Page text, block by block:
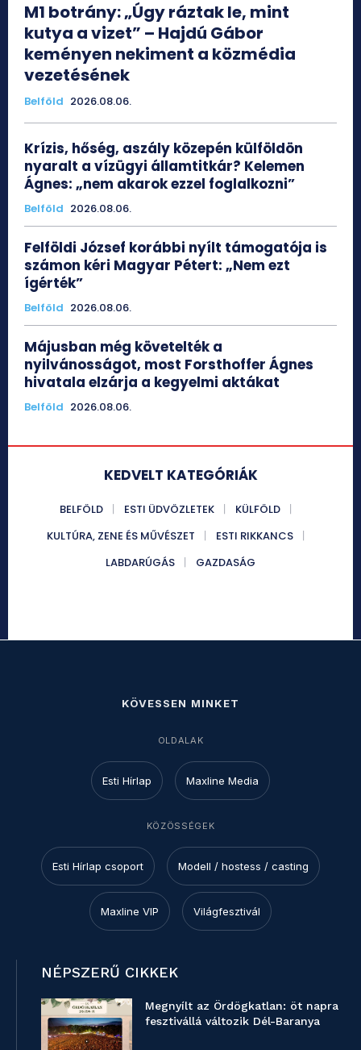
M1 botrány: „Úgy ráztak le, mint
kutya a vizet” – Hajdú Gábor
keményen nekiment a közmédia
vezetésének
Belföld 2026.08.06.
Krízis, hőség, aszály közepén külföldön
nyaralt a vízügyi államtitkár? Kelemen
Ágnes: „nem akarok ezzel foglalkozni”
Belföld 2026.08.06.
Felföldi József korábbi nyílt támogatója is
számon kéri Magyar Pétert: „Nem ezt
ígérték”
Belföld 2026.08.06.
Májusban még követelték a
nyilvánosságot, most Forsthoffer Ágnes
hivatala elzárja a kegyelmi aktákat
Belföld 2026.08.06.
KEDVELT KATEGÓRIÁK
BELFÖLD ESTI ÜDVÖZLETEK
KÜLFÖLD
KULTÚRA, ZENE ÉS MŰVÉSZET
ESTI RIKKANCS
LABDARÚGÁS
GAZDASÁG
KÖVESSEN MINKET
OLDALAK
Esti Hírlap Maxline Media
KÖZÖSSÉGEK
Esti Hírlap csoport Modell / hostess / casting
Maxline VIP Világfesztivál
NÉPSZERŰ CIKKEK
Megnyílt az Ördögkatlan: öt napra
fesztivállá változik Dél-Baranya